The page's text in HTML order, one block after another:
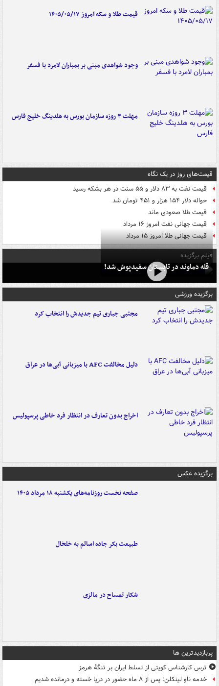
قیمت طلا و سکه امروز ۱۴۰۵/۰۵/۱۷
وجود شواهدی مبنی بر بمباران لامرد با فسفر
مهلت ۳ روزه سازمان بورس به هلدینگ خلیج فارس
قیمت‌های روز در یک نگاه
قیمت نفت به ۸۳ دلار و ۵۵ سنت در هر بشکه رسید
حواله دلار ۱۵۴ هزار و ۴۵۱ تومان شد
قیمت طلا صعودی ماند
قیمت جهانی نفت امروز ۱۶ مرداد
قیمت جهانی طلا امروز ۱۵ مرداد
فیلم برگزیده
قله دماوند در تابستان سفیدپوش شد!
برگزیده ورزشی
مجتبی جباری تیم جدیدش را انتخاب کرد
دلیل مخالفت AFC با میزبانی آبی‌ها در عراق
اخراج بدون تعارف در انتظار فرد خاطی پرسپولیس
برگزیده عکس
صفحه نخست روزنامه‌های یکشنبه ۱۸ مرداد ۱۴۰۵
طبیعت بکر جاده اسالم به خلخال
شکار تمساح در مالزی
پربازدیدترین ها
ترس کارشناس کویتی از تسلط ایران بر تنگۀ هرمز
خدمه ناو لینکلن: پس از ۸ ماه حضور در دریا خسته و درمانده‌ شدیم